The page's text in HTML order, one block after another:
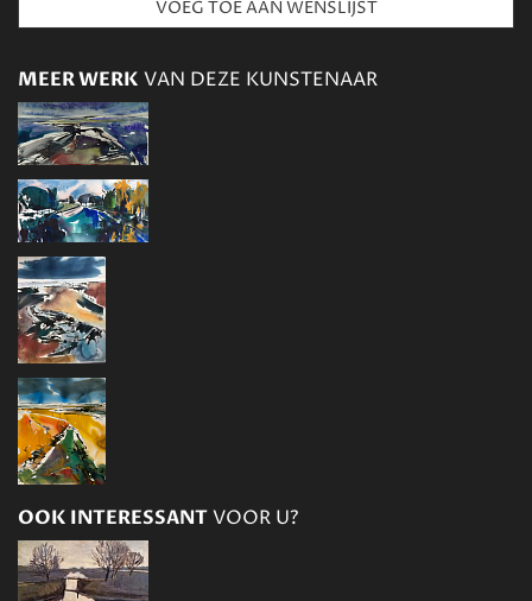
MEER WERK VAN DEZE KUNSTENAAR
OOK INTERESSANTVOOR U?